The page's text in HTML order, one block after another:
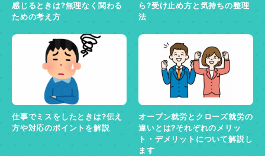
感じるときは?無理なく関わる
ための考え方
ら?受け止め方と気持ちの整理
法
仕事でミスをしたときは?伝え
方や対応のポイントを解説
オープン就労とクローズ就労の
違いとは?それぞれのメリッ
ト・デメリットについて解説し
ます